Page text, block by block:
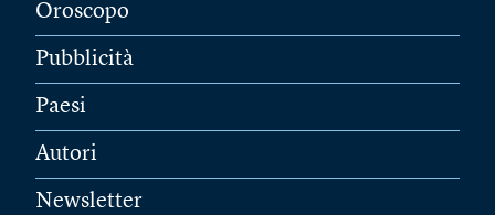
Oroscopo
Pubblicità
Paesi
Autori
Newsletter